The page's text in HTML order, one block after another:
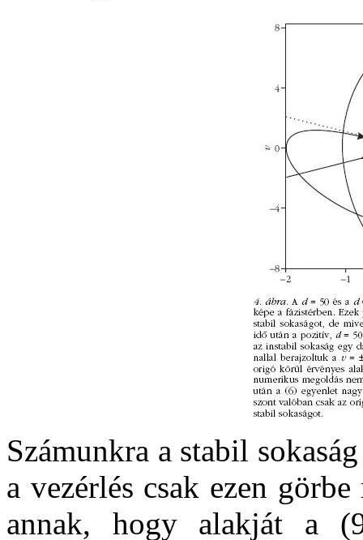
Számunkra a stabil
a vezérlés csak ezen
annak, hogy alakját a